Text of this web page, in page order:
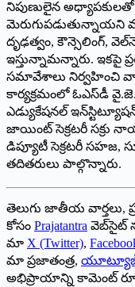
నిపుణులైన అధ్యాపకులతో
మెరుగుపడుతున్నాయని
దృఢత్వం, కౌన్సెలింగ్,
ఇస్తున్నామన్నారు. ఇకపై
సమావేశాలు నిర్వహించి
కార్యక్రమంలో ఓఎస్‌డీ
ఎడ్యుకేషనల్
జాయింట్ సెక్రటరీ సక్రు
డిప్యూటీ సెక్రటరీ సహజ,
తదితరులు పాల్గొన్నారు.
తెలుగు జాతీయ వార్తలు,
కోసం Prajatantra వెబ్‌సైట్
మా X (Twitter),
మా ప్రజాతంత్ర,
అభిప్రాయాన్ని కామెంట్